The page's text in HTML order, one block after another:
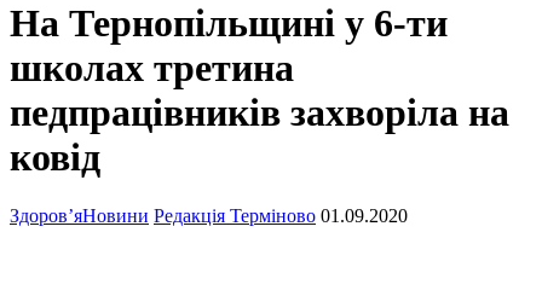
На Тернопільщині у 6-ти
школах третина
педпрацівників захворіла на
ковід
Здоров’яНовини Редакція Терміново 01.09.2020